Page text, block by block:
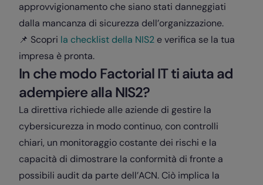
approvvigionamento che siano stati danneggiati
dalla mancanza di sicurezza dell’organizzazione.
📌 Scopri la checklist della NIS2 e verifica se la tua
impresa è pronta.
In che modo Factorial IT ti aiuta ad
adempiere alla NIS2?
La direttiva richiede alle aziende di gestire la
cybersicurezza in modo continuo, con controlli
chiari, un monitoraggio costante dei rischi e la
capacità di dimostrare la conformità di fronte a
possibili audit da parte dell’ACN. Ciò implica la